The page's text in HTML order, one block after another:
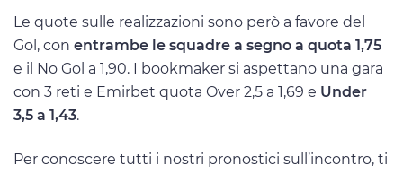
Le quote sulle realizzazioni sono però a favore del
Gol, con entrambe le squadre a segno a quota 1,75
e il No Gol a 1,90. I bookmaker si aspettano una gara
con 3 reti e Emirbet quota Over 2,5 a 1,69 e Under
3,5 a 1,43.
Per conoscere tutti i nostri pronostici sull’incontro, ti